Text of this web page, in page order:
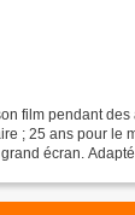
film pendant
; 25 ans pour le
écran.